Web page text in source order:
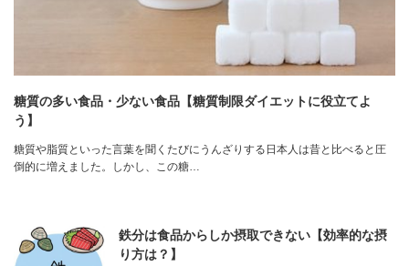
糖質の多い食品・少ない食品【糖質制限ダイエットに役立てよ
う】
糖質や脂質といった言葉を聞くたびにうんざりする日本人は昔と比べると圧
倒的に増えました。しかし、この糖…
鉄分は食品からしか摂取できない【効率的な摂
り方は？】